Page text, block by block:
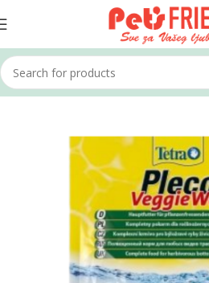
Home Akvaristika Hrana za ribe